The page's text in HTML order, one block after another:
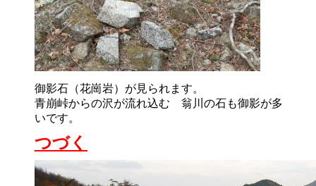
御影石（花崗岩）が見られます。
青崩峠からの沢が流れ込む 翁川の石も御影が多
いです。
つづく